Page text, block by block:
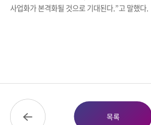
사업화가 본격화될 것으로 기대된다.”고 말했다.
목록